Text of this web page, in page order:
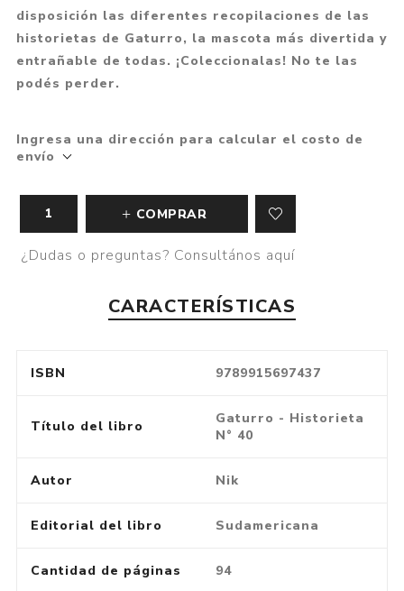
disposición las diferentes recopilaciones de las
historietas de Gaturro, la mascota más divertida y
entrañable de todas. ¡Coleccionalas! No te las
podés perder.
Ingresa una dirección para calcular el costo de
envío
COMPRAR
¿Dudas o preguntas? Consultános aquí
CARACTERÍSTICAS
ISBN 9789915697437
Título del libro
Gaturro - Historieta
N° 40
Autor Nik
Editorial del libro Sudamericana
Cantidad de páginas 94